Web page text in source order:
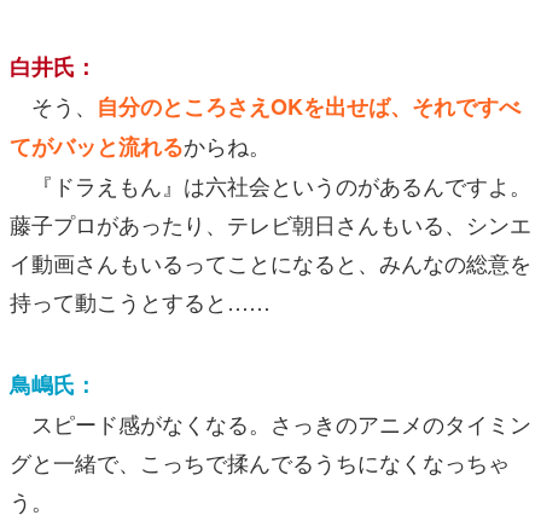
白井氏：
そう、 自分のところさえOKを出せば、それですべ
てがバッと流れるからね。
『ドラえもん』は六社会というのがあるんですよ。
藤子プロがあったり、テレビ朝日さんもいる、シンエ
イ動画さんもいるってことになると、みんなの総意を
持って動こうとすると……
鳥嶋氏：
スピード感がなくなる。さっきのアニメのタイミン
グと一緒で、こっちで揉んでるうちになくなっちゃ
う。